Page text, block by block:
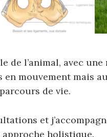
de l’animal, avec une
mouvement mais
parcours de vie.
et
approche holistique.